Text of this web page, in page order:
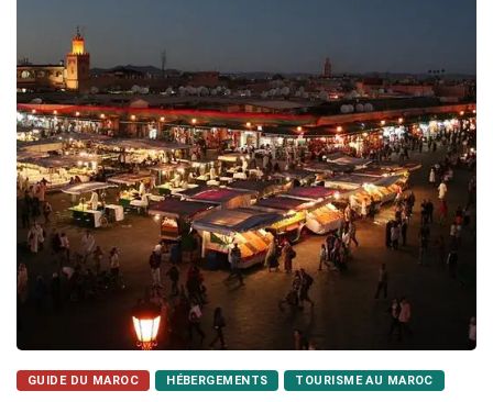
GUIDE DU MAROC HÉBERGEMENTS TOURISME AU MAROC